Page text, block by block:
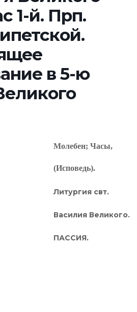
1-й. Прп.
в 5-ю
Молебен; Часы,
(Исповедь).
Литургия свт.
Василия Великого.
ПАССИЯ.